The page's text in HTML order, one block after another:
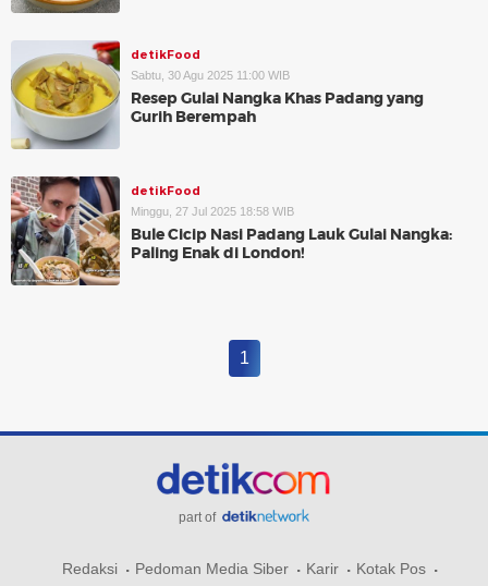
detikFood
Sabtu, 30 Agu 2025 11:00 WIB
Resep Gulai Nangka Khas Padang yang
Gurih Berempah
detikFood
Minggu, 27 Jul 2025 18:58 WIB
Bule Cicip Nasi Padang Lauk Gulai Nangka:
Paling Enak di London!
1
part of
Redaksi Pedoman Media Siber Karir Kotak Pos